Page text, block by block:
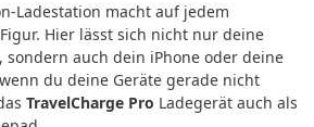
Ladestation macht auf jedem
Hier lässt sich nicht nur deine
sondern auch dein iPhone oder deine
du deine Geräte gerade nicht
TravelCharge Pro Ladegerät auch als